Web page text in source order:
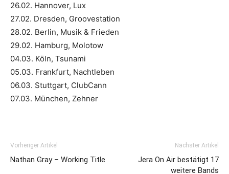
26.02. Hannover, Lux
27.02. Dresden, Groovestation
28.02. Berlin, Musik & Frieden
29.02. Hamburg, Molotow
04.03. Köln, Tsunami
05.03. Frankfurt, Nachtleben
06.03. Stuttgart, ClubCann
07.03. München, Zehner
Vorheriger Artikel
Nathan Gray – Working Title
Nächster Artikel
Jera On Air bestätigt 17
weitere Bands